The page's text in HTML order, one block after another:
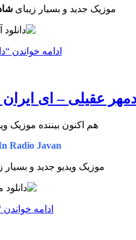
موزیک جدید و بسیار زیبای
ادامه خواندن
عقیلی – ای
هم اکنون بیننده موزیک
Radio Javan
موزیک ویدیو جدید و بسیار
ادامه خواندن